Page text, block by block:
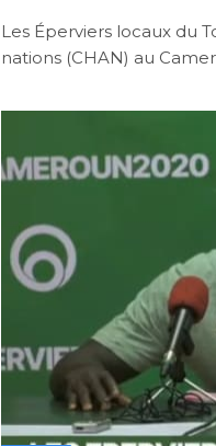
Les Éperviers locaux du
nations (CHAN) au